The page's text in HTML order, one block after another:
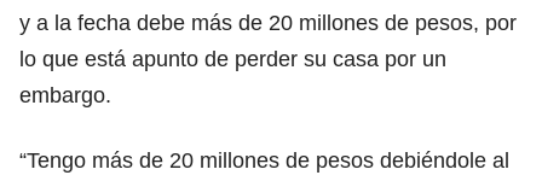
y a la fecha debe más de 20 millones de pesos, por
lo que está apunto de perder su casa por un
embargo.
“Tengo más de 20 millones de pesos debiéndole al